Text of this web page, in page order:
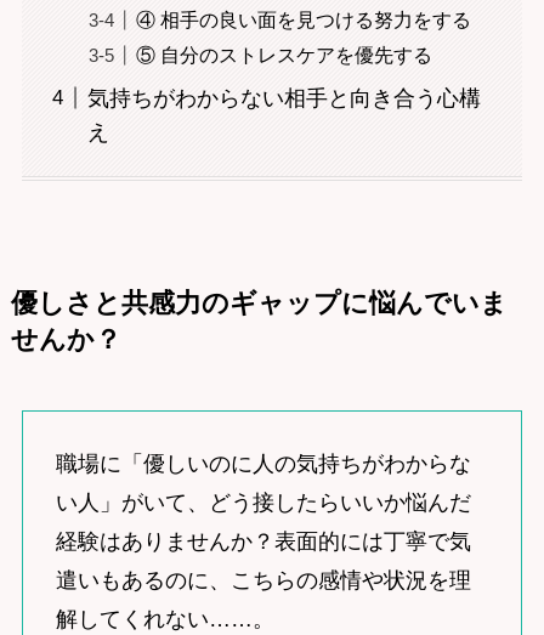
④ 相手の良い面を見つける努力をする
⑤ 自分のストレスケアを優先する
気持ちがわからない相手と向き合う心構
え
優しさと共感力のギャップに悩んでいま
せんか？
職場に「優しいのに人の気持ちがわからな
い人」がいて、どう接したらいいか悩んだ
経験はありませんか？表面的には丁寧で気
遣いもあるのに、こちらの感情や状況を理
解してくれない……。